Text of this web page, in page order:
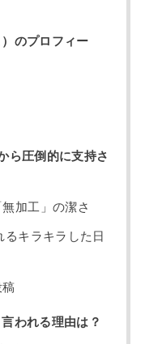
のプロフィー
ら圧倒的に支持さ
加工」の潔さ
るキラキラした日
稿
われる理由は？